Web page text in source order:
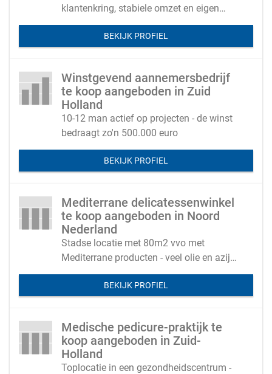
klantenkring, stabiele omzet en eigen
vastgoed
BEKIJK PROFIEL
Winstgevend aannemersbedrijf
te koop aangeboden in Zuid
Holland
10-12 man actief op projecten - de winst
bedraagt zo'n 500.000 euro
BEKIJK PROFIEL
Mediterrane delicatessenwinkel
te koop aangeboden in Noord
Nederland
Stadse locatie met 80m2 vvo met
Mediterrane producten - veel olie en azijn(
directe inkoop in Italië)
BEKIJK PROFIEL
Medische pedicure-praktijk te
koop aangeboden in Zuid-
Holland
Toplocatie in een gezondheidscentrum -